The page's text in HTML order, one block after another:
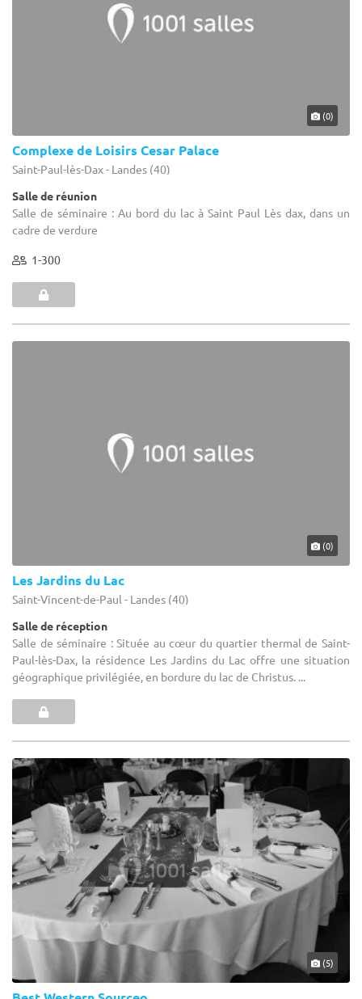
(0)
Complexe de Loisirs Cesar Palace
Saint-Paul-lès-Dax - Landes (40)
Salle de réunion
Salle de séminaire : Au bord du lac à Saint Paul Lès dax, dans un
cadre de verdure
1-300
(0)
Les Jardins du Lac
Saint-Vincent-de-Paul - Landes (40)
Salle de réception
Salle de séminaire : Située au cœur du quartier thermal de Saint-
Paul-lès-Dax, la résidence Les Jardins du Lac offre une situation
géographique privilégiée, en bordure du lac de Christus. ...
(5)